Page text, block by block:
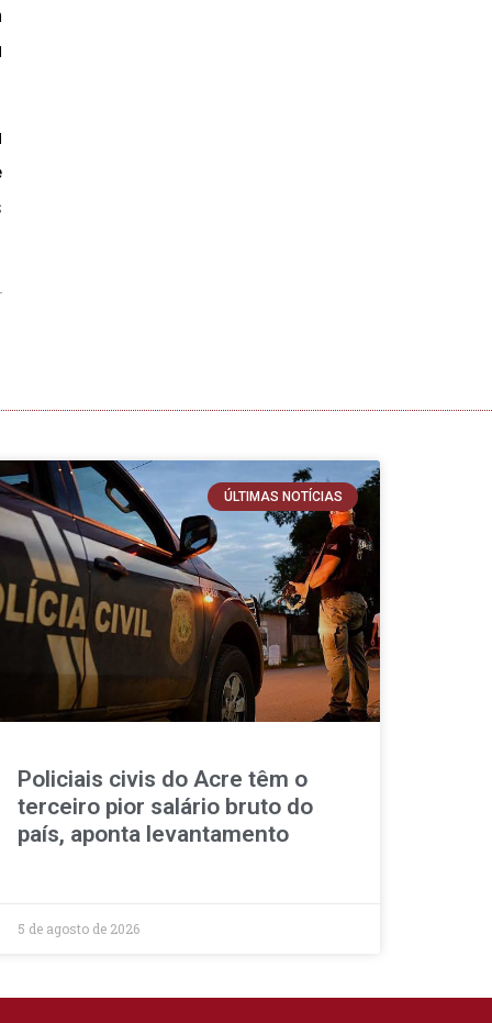
ÚLTIMAS NOTÍCIAS
Policiais civis do Acre têm o
terceiro pior salário bruto do
país, aponta levantamento
5 de agosto de 2026